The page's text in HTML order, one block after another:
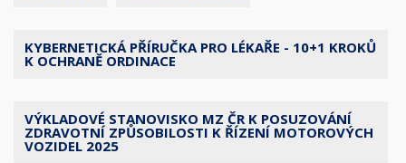
KYBERNETICKÁ PŘÍRUČKA PRO LÉKAŘE - 10+1 KROKŮ
K OCHRANĚ ORDINACE
VÝKLADOVÉ STANOVISKO MZ ČR K POSUZOVÁNÍ
ZDRAVOTNÍ ZPŮSOBILOSTI K ŘÍZENÍ MOTOROVÝCH
VOZIDEL 2025